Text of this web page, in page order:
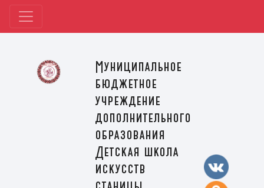
Муниципальное
бюджетное
учреждение
дополнительного
образования
Детская школа
искусств